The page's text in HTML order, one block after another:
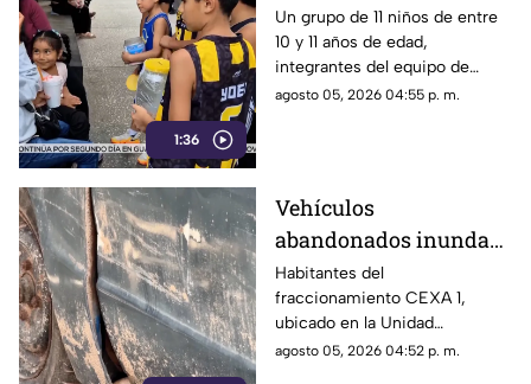
1:36
Chilpancingo buscan
apoyo para competir en
torneo nacional en
Veracruz
Un grupo de 11 niños de entre
10 y 11 años de edad,
integrantes del equipo de
básquetbol Panteras de
a cabo en Orizaba, Veracruz,
del 19 al 23 de agosto.
agosto 05, 2026 04:55 p. m.
Vehículos
abandonados inundan
la Unidad Habitacional
Colosio: Vecinos
denuncian foco de
infección e inseguridad
Habitantes del
fraccionamiento CEXA 1,
ubicado en la Unidad
Habitacional Colosio, han
agosto 05, 2026 04:52 p. m.